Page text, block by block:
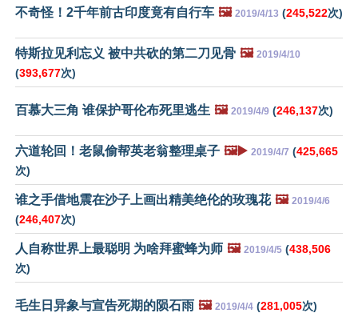
不奇怪！2千年前古印度竟有自行车 🖼️ 2019/4/13 (245,522次)
特斯拉见利忘义 被中共砍的第二刀见骨 🖼️ 2019/4/10
(393,677次)
百慕大三角 谁保护哥伦布死里逃生 🖼️ 2019/4/9 (246,137次)
六道轮回！老鼠偷帮英老翁整理桌子 🖼️▶️ 2019/4/7 (425,665
次)
谁之手借地震在沙子上画出精美绝伦的玫瑰花 🖼️ 2019/4/6
(246,407次)
人自称世界上最聪明 为啥拜蜜蜂为师 🖼️ 2019/4/5 (438,506
次)
毛生日异象与宣告死期的陨石雨 🖼️ 2019/4/4 (281,005次)